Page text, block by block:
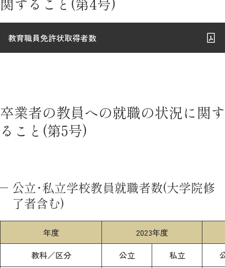
教育職員免許状取得者数
卒業者の教員への就職の状況に関す
ること(第5号)
公立･私立学校教員就職者数(大学院修
了者含む)
年度
2023年度
教科／区分
公立 私立